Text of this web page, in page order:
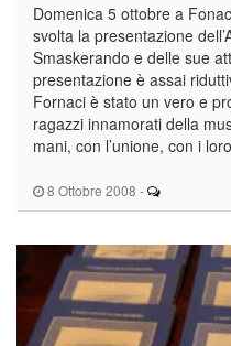
8 Ottobre 2008 -
Domenica 5 ottobre a
svolta la presentazione
Smaskerando e delle sue
presentazione è assai
Fornaci è stato un vero e
ragazzi innamorati della
mani, con l’unione, con i